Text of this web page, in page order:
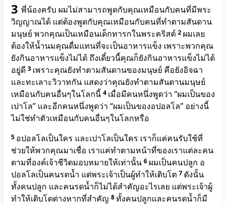
3 พี่น้องครับ ผมไม่สามารถพูดกับคุณเหมือนกับคนที่มีพระ
วิญญาณได้ แต่ต้องพูดกับคุณเหมือนกับคนที่ทำตามสันดาน
มนุษย์ พวกคุณเป็นเหมือนเด็กทารกในพระคริสต์ 2 ผมเลย
ต้องให้น้ำนมคุณดื่มแทนที่จะเป็นอาหารแข็ง เพราะพวกคุณ
ยังกินอาหารแข็งไม่ได้ ถึงเดี๋ยวนี้คุณก็ยังกินอาหารแข็งไม่ได้
อยู่ดี 3 เพราะคุณยังทำตามสันดานของมนุษย์ คือยังอิจฉา
และทะเลาะวิวาทกัน แสดงว่าคุณยังทำตามสันดานมนุษย์
เหมือนกับคนอื่นๆในโลกนี้ 4 เมื่อมีคนหนึ่งพูดว่า “ผมเป็นของ
เปาโล” และอีกคนหนึ่งพูดว่า “ผมเป็นของอปอลโล” อย่างนี้
ไม่ใช่ทำตัวเหมือนกับคนอื่นๆในโลกหรือ
5 อปอลโลเป็นใคร และเปาโลเป็นใคร เราก็แค่คนรับใช้ที่
ช่วยให้พวกคุณมาเชื่อ เราแค่ทำตามหน้าที่ของเราแต่ละคน
ตามที่องค์เจ้าชีวิตมอบหมายให้เท่านั้น 6 ผมเป็นคนปลูก อ
ปอลโลเป็นคนรดน้ำ แต่พระเจ้าเป็นผู้ทำให้เติบโต 7 ดังนั้น
ทั้งคนปลูก และคนรดน้ำก็ไม่ได้สำคัญอะไรเลย แต่พระเจ้าผู้
ทำให้เติบโตต่างหากที่สำคัญ 8ทั้งคนปลูกและคนรดน้ำก็มี